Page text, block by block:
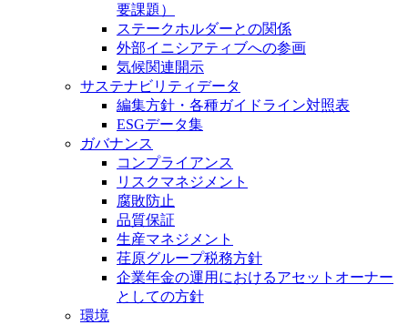
要課題）
ステークホルダーとの関係
外部イニシアティブへの参画
気候関連開示
サステナビリティデータ
編集方針・各種ガイドライン対照表
ESGデータ集
ガバナンス
コンプライアンス
リスクマネジメント
腐敗防止
品質保証
生産マネジメント
荏原グループ税務方針
企業年金の運用におけるアセットオーナー
としての方針
環境